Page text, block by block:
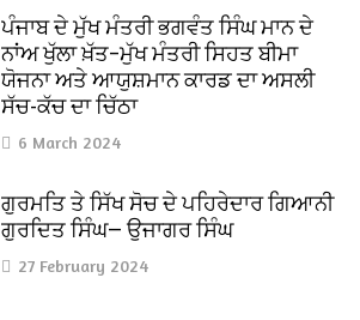
ਪੰਜਾਬ ਦੇ ਮੁੱਖ ਮੰਤਰੀ ਭਗਵੰਤ ਸਿੰਘ ਮਾਨ ਦੇ
ਨਾਂਅ ਖੁੱਲਾ ਖ਼ੱਤ–ਮੁੱਖ ਮੰਤਰੀ ਸਿਹਤ ਬੀਮਾ
ਯੋਜਨਾ ਅਤੇ ਆਯੁਸ਼ਮਾਨ ਕਾਰਡ ਦਾ ਅਸਲੀ
ਸੱਚ-ਕੱਚ ਦਾ ਚਿੱਠਾ
6 March 2024
ਗੁਰਮਤਿ ਤੇ ਸਿੱਖ ਸੋਚ ਦੇ ਪਹਿਰੇਦਾਰ ਗਿਆਨੀ
ਗੁਰਦਿਤ ਸਿੰਘ— ਉਜਾਗਰ ਸਿੰਘ
27 February 2024